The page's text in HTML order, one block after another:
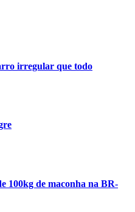
irregular que todo
100kg de maconha na BR-